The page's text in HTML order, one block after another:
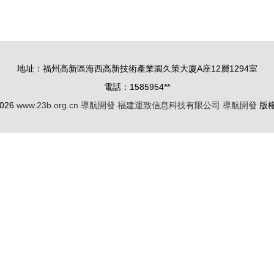
地址：福州高新區海西高新技術產業園久策大廈A座12層1294室
電話：1585954**
www.23b.org.cn 導航開發 福建運致信息科技有限公司 導航開發 版